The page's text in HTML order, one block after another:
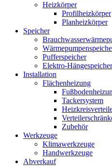
Heizkörper
Profilheizkörper
Planheizkörper
Speicher
Pufferspeicher
Elektro-Hängespeicher
Installation
Flächenheizung
Tackersystem
Zubehör
Werkzeuge
Klimawerkzeuge
Handwerkzeuge
Abverkauf